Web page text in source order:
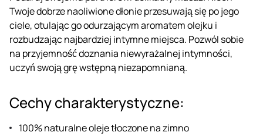
Twoje dobrze naoliwione dłonie przesuwają się po jego
ciele, otulając go odurzającym aromatem olejku i
rozbudzając najbardziej intymne miejsca. Pozwól sobie
na przyjemność doznania niewyrażalnej intymności,
uczyń swoją grę wstępną niezapomnianą.
Cechy charakterystyczne:
100% naturalne oleje tłoczone na zimno